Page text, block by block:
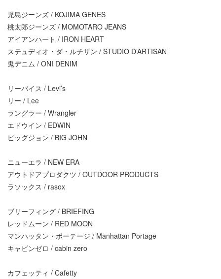
児島ジーンズ / KOJIMA GENES
桃太郎ジーンズ / MOMOTARO JEANS
アイアンハート / IRON HEART
ステュディオ・ダ・ルチザン / STUDIO D’ARTISAN
鬼デニム / ONI DENIM
リーバイス / Levi’s
リー / Lee
ラングラー / Wrangler
エドウイン / EDWIN
ビッグジョン / BIG JOHN
ニューエラ / NEW ERA
アウトドアプロダクツ / OUTDOOR PRODUCTS
ラソックス / rasox
ブリーフィング / BRIEFING
レッドムーン / RED MOON
マンハッタン・ポーテージ / Manhattan Portage
キャビンゼロ / cabin zero
カフェッティ / Cafetty